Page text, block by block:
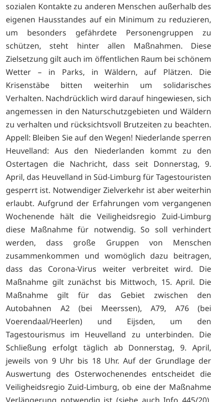
sozialen Kontakte zu anderen Menschen außerhalb des
eigenen Hausstandes auf ein Minimum zu reduzieren,
um besonders gefährdete Personengruppen zu
schützen, steht hinter allen Maßnahmen. Diese
Zielsetzung gilt auch im öffentlichen Raum bei schönem
Wetter – in Parks, in Wäldern, auf Plätzen. Die
Krisenstäbe bitten weiterhin um solidarisches
Verhalten. Nachdrücklich wird darauf hingewiesen, sich
angemessen in den Naturschutzgebieten und Wäldern
zu verhalten und rücksichtsvoll Brutzeiten zu beachten.
Appell: Bleiben Sie auf den Wegen! Niederlande sperren
Heuvelland: Aus den Niederlanden kommt zu den
Ostertagen die Nachricht, dass seit Donnerstag, 9.
April, das Heuvelland in Süd-Limburg für Tagestouristen
gesperrt ist. Notwendiger Zielverkehr ist aber weiterhin
erlaubt. Aufgrund der Erfahrungen vom vergangenen
Wochenende hält die Veiligheidsregio Zuid-Limburg
diese Maßnahme für notwendig. So soll verhindert
werden, dass große Gruppen von Menschen
zusammenkommen und womöglich dazu beitragen,
dass das Corona-Virus weiter verbreitet wird. Die
Maßnahme gilt zunächst bis Mittwoch, 15. April. Die
Maßnahme gilt für das Gebiet zwischen den
Autobahnen A2 (bei Meerssen), A79, A76 (bei
Voerendaal/Heerlen) und Eijsden, um den
Tagestourismus im Heuvelland zu unterbinden. Die
Schließung erfolgt täglich ab Donnerstag, 9. April,
jeweils von 9 Uhr bis 18 Uhr. Auf der Grundlage der
Auswertung des Osterwochenendes entscheidet die
Veiligheidsregio Zuid-Limburg, ob eine der Maßnahme